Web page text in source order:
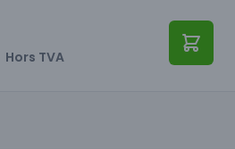
Hors TVA